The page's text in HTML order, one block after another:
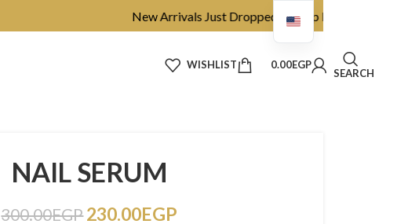
WISHLIST 0.00EGP
SEARCH
NAIL SERUM
300.00EGP230.00EGP
New Arrivals Just Dropped ✨ Shop Before They’re Gone